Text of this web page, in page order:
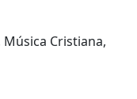
Cristiana,